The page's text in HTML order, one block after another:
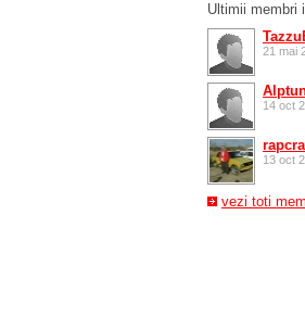
Ultimii membri
21 mai
14 oct
13 oct
vezi toti